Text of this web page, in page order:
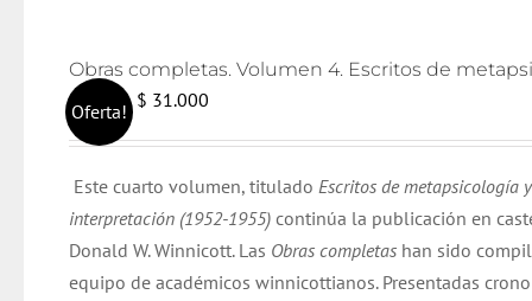
Oferta!
$32.000 El
era:
$ 32.000.
$ 31.000El
es:
$ 31.000.
Este cuarto volumen, titulado Escritos de metapsicología
interpretación (1952-1955) continúa la publicación en
Donald W. Winnicott. Las Obras completas han sido
equipo de académicos winnicottianos. Presentadas